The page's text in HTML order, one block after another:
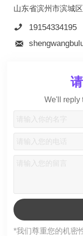
山东省滨州市滨城
 19154334195

We'll reply
*我们尊重您的机密